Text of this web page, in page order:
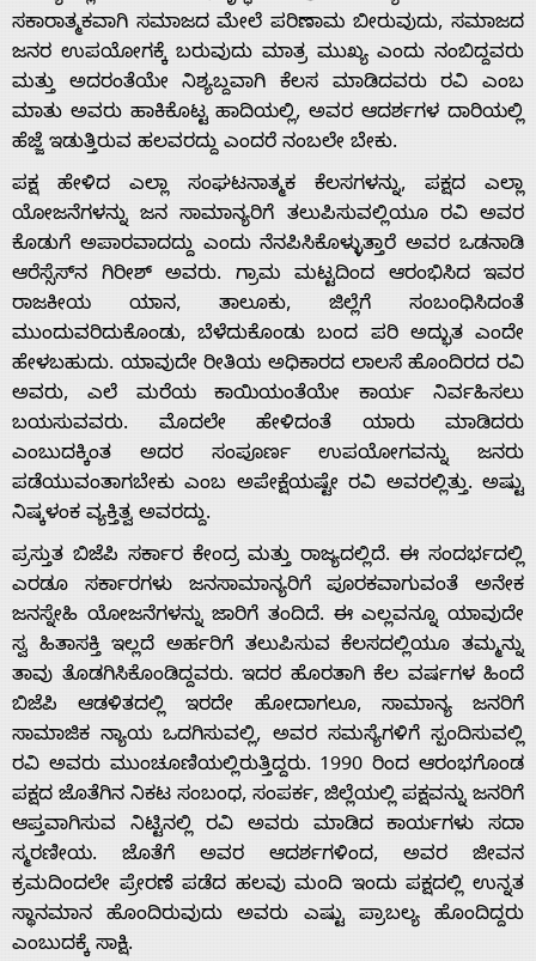
ಸಕಾರಾತ್ಮಕವಾಗಿ ಸಮಾಜದ ಮೇಲೆ ಪರಿಣಾಮ ಬೀರುವುದು, ಸಮಾಜದ
ಜನರ ಉಪಯೋಗಕ್ಕೆ ಬರುವುದು ಮಾತ್ರ ಮುಖ್ಯ ಎಂದು ನಂಬಿದ್ದವರು
ಮತ್ತು ಅದರಂತೆಯೇ ನಿಶ್ಯಬ್ದ‌ವಾಗಿ ಕೆಲಸ ಮಾಡಿದವರು ರವಿ ಎಂಬ
ಮಾತು ಅವರು ಹಾಕಿಕೊಟ್ಟ ಹಾದಿಯಲ್ಲಿ, ಅವರ ಆದರ್ಶಗಳ ದಾರಿಯಲ್ಲಿ
ಹೆಜ್ಜೆ ಇಡುತ್ತಿರುವ ಹಲವರದ್ದು ಎಂದರೆ ನಂಬಲೇ ಬೇಕು.
ಪಕ್ಷ ಹೇಳಿದ ಎಲ್ಲಾ ಸಂಘಟನಾತ್ಮಕ ಕೆಲಸಗಳನ್ನು, ಪಕ್ಷದ ಎಲ್ಲಾ
ಯೋಜನೆಗಳನ್ನು ಜನ ಸಾಮಾನ್ಯ‌ರಿಗೆ ತಲುಪಿಸುವಲ್ಲಿಯೂ ರವಿ ಅವರ
ಕೊಡುಗೆ ಅಪಾರವಾದದ್ದು ಎಂದು ನೆನಪಿಸಿಕೊಳ್ಳುತ್ತಾರೆ ಅವರ ಒಡನಾಡಿ
ಆರೆಸ್ಸೆಸ್‌ನ ಗಿರೀಶ್ ಅವರು. ಗ್ರಾಮ ಮಟ್ಟದಿಂದ ಆರಂಭಿಸಿದ ಇವರ
ರಾಜಕೀಯ ಯಾನ, ತಾಲೂಕು, ಜಿಲ್ಲೆಗೆ ಸಂಬಂಧಿಸಿದಂತೆ
ಮುಂದುವರಿದುಕೊಂಡು, ಬೆಳೆದುಕೊಂಡು ಬಂದ ಪರಿ ಅದ್ಭುತ ಎಂದೇ
ಹೇಳಬಹುದು. ಯಾವುದೇ ರೀತಿಯ ಅಧಿಕಾರದ ಲಾಲಸೆ ಹೊಂದಿರದ ರವಿ
ಅವರು, ಎಲೆ ಮರೆಯ ಕಾಯಿಯಂತೆಯೇ ಕಾರ್ಯ ನಿರ್ವಹಿಸಲು
ಬಯಸುವವರು. ಮೊದಲೇ ಹೇಳಿದಂತೆ ಯಾರು ಮಾಡಿದರು
ಎಂಬುದಕ್ಕಿಂತ ಅದರ ಸಂಪೂರ್ಣ ಉಪಯೋಗವನ್ನು ಜನರು
ಪಡೆಯುವಂತಾಗಬೇಕು ಎಂಬ ಅಪೇಕ್ಷೆಯಷ್ಟೇ ರವಿ ಅವರಲ್ಲಿತ್ತು. ಅಷ್ಟು
ನಿಷ್ಕಳಂಕ ವ್ಯಕ್ತಿತ್ವ ಅವರದ್ದು.
ಪ್ರಸ್ತುತ ಬಿಜೆಪಿ ಸರ್ಕಾರ ಕೇಂದ್ರ ಮತ್ತು ರಾಜ್ಯದಲ್ಲಿದೆ. ಈ ಸಂದರ್ಭದಲ್ಲಿ
ಎರಡೂ ಸರ್ಕಾರ‌ಗಳು ಜನಸಾಮಾನ್ಯರಿಗೆ ಪೂರಕವಾಗುವಂತೆ ಅನೇಕ
ಜನಸ್ನೇಹಿ ಯೋಜನೆಗಳನ್ನು ಜಾರಿಗೆ ತಂದಿದೆ. ಈ ಎಲ್ಲವನ್ನೂ ಯಾವುದೇ
ಸ್ವ ಹಿತಾಸಕ್ತಿ ಇಲ್ಲದೆ ಅರ್ಹರಿಗೆ ತಲುಪಿಸುವ ಕೆಲಸದಲ್ಲಿಯೂ ತಮ್ಮನ್ನು
ತಾವು ತೊಡಗಿಸಿಕೊಂಡಿದ್ದವರು. ಇದರ ಹೊರತಾಗಿ ಕೆಲ ವರ್ಷಗಳ ಹಿಂದೆ
ಬಿಜೆಪಿ ಆಡಳಿತದಲ್ಲಿ ಇರದೇ ಹೋದಾಗಲೂ, ಸಾಮಾನ್ಯ ಜನರಿಗೆ
ಸಾಮಾಜಿಕ ನ್ಯಾಯ ಒದಗಿಸುವಲ್ಲಿ, ಅವರ ಸಮಸ್ಯೆಗಳಿಗೆ ಸ್ಪಂದಿಸುವ‌ಲ್ಲಿ
ರವಿ ಅವರು ಮುಂಚೂಣಿಯಲ್ಲಿರುತ್ತಿದ್ದರು. 1990 ರಿಂದ ಆರಂಭಗೊಂಡ
ಪಕ್ಷದ ಜೊತೆಗಿನ ನಿಕಟ ಸಂಬಂಧ, ಸಂಪರ್ಕ, ಜಿಲ್ಲೆಯಲ್ಲಿ ಪಕ್ಷವನ್ನು ಜನರಿಗೆ
ಆಪ್ತವಾಗಿಸುವ ನಿಟ್ಟಿನಲ್ಲಿ ರವಿ ಅವರು ಮಾಡಿದ ಕಾರ್ಯಗಳು ಸದಾ
ಸ್ಮರಣೀಯ. ಜೊತೆಗೆ ಅವರ ಆದರ್ಶಗಳಿಂದ, ಅವರ ಜೀವನ
ಕ್ರಮದಿಂದಲೇ ಪ್ರೇರಣೆ ಪಡೆದ ಹಲವು ಮಂದಿ ಇಂದು ಪಕ್ಷದಲ್ಲಿ ಉನ್ನತ
ಸ್ಥಾನಮಾನ ಹೊಂದಿರುವುದು ಅವರು ಎಷ್ಟು ಪ್ರಾಬಲ್ಯ ಹೊಂದಿದ್ದರು
ಎಂಬುದಕ್ಕೆ ಸಾಕ್ಷಿ.